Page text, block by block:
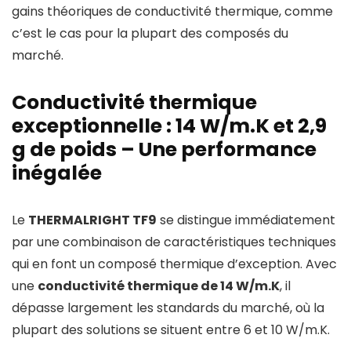
gains théoriques de conductivité thermique, comme
c’est le cas pour la plupart des composés du
marché.
Conductivité thermique
exceptionnelle : 14 W/m.K et 2,9
g de poids – Une performance
inégalée
Le THERMALRIGHT TF9 se distingue immédiatement
par une combinaison de caractéristiques techniques
qui en font un composé thermique d’exception. Avec
une conductivité thermique de 14 W/m.K, il
dépasse largement les standards du marché, où la
plupart des solutions se situent entre 6 et 10 W/m.K.